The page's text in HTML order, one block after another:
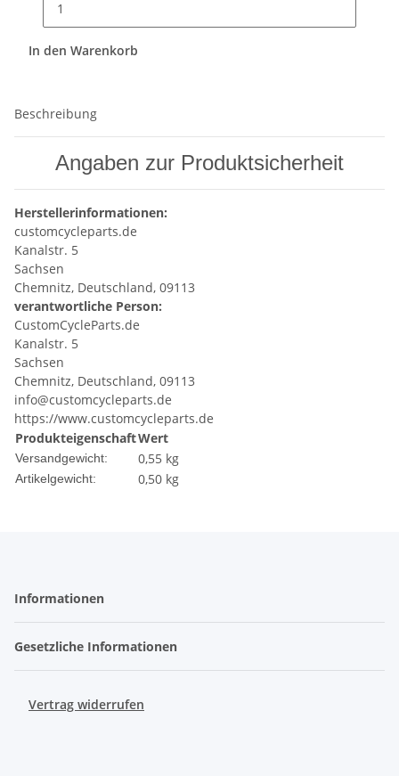
In den Warenkorb
Beschreibung
Angaben zur Produktsicherheit
Herstellerinformationen:
customcycleparts.de
Kanalstr. 5
Sachsen
Chemnitz, Deutschland, 09113
verantwortliche Person:
CustomCycleParts.de
Kanalstr. 5
Sachsen
Chemnitz, Deutschland, 09113
info@customcycleparts.de
https://www.customcycleparts.de
ProdukteigenschaftWert
Versandgewicht: 0,55 kg
Artikelgewicht: 0,50 kg
Informationen
Gesetzliche Informationen
Vertrag widerrufen